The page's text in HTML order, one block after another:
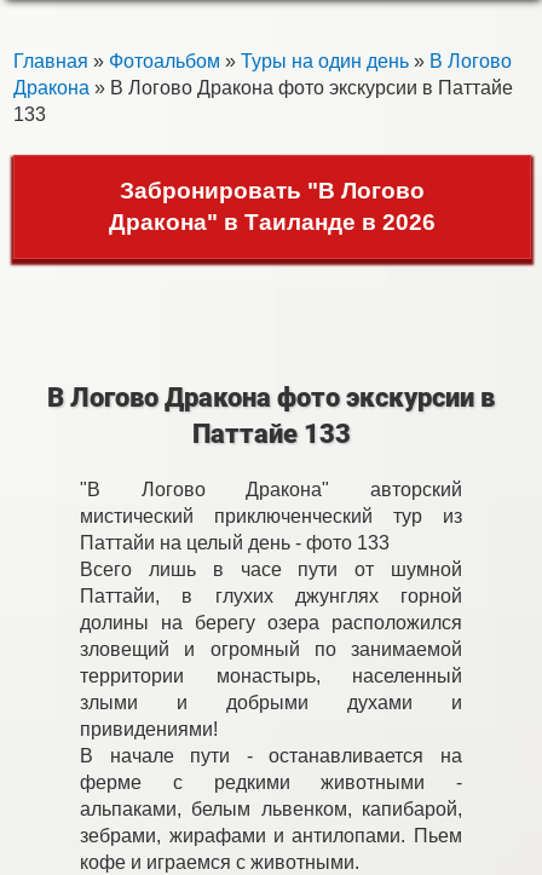
Главная » Фотоальбом » Туры на один день» В Логово
Дракона » В Логово Дракона фото экскурсии в Паттайе
133
Забронировать "В Логово
Дракона" в Таиланде в 2026
В Логово Дракона фото экскурсии в
Паттайе 133
"В Логово Дракона" авторский
мистический приключенческий тур из
Паттайи на целый день - фото 133
Всего лишь в часе пути от шумной
Паттайи, в глухих джунглях горной
долины на берегу озера расположился
зловещий и огромный по занимаемой
территории монастырь, населенный
злыми и добрыми духами и
привидениями!
В начале пути - останавливается на
ферме с редкими животными -
альпаками, белым львенком, капибарой,
зебрами, жирафами и антилопами. Пьем
кофе и играемся с животными.